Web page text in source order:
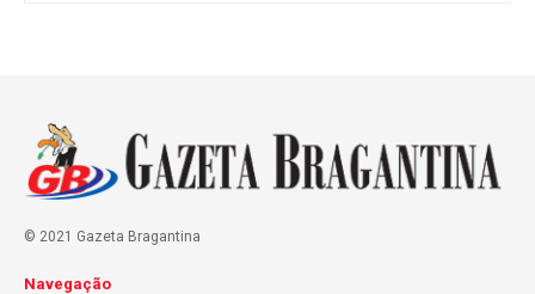
© 2021 Gazeta Bragantina
Navegação